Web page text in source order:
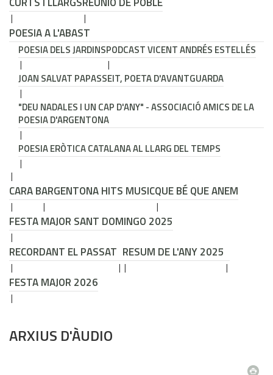
POESIA A L'ABAST
POESIA DELS JARDINSPODCAST VICENT ANDRÉS ESTELLÉS
JOAN SALVAT PAPASSEIT, POETA D'AVANTGUARDA
"DEU NADALES I UN CAP D'ANY" - ASSOCIACIÓ AMICS DE LA
POESIA D'ARGENTONA
POESIA ERÒTICA CATALANA AL LLARG DEL TEMPS
CARA BARGENTONA HITS MUSICQUE BÉ QUE ANEM
FESTA MAJOR SANT DOMINGO 2025
RECORDANT EL PASSAT RESUM DE L'ANY 2025
FESTA MAJOR 2026
ARXIUS D'ÀUDIO